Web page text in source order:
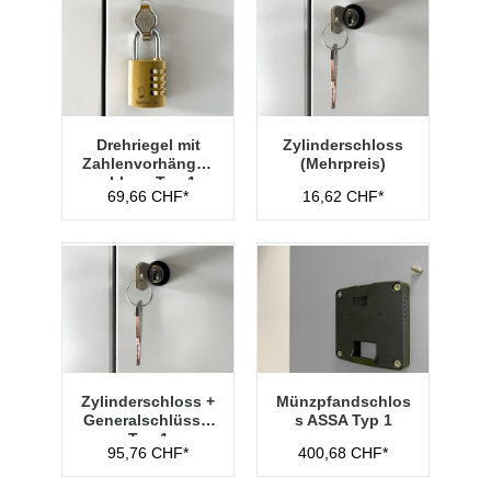
Drehriegel mit
Zahlenvorhänges
chloss Typ 1
69,66 CHF*
Zylinderschloss
(Mehrpreis)
16,62 CHF*
Zylinderschloss +
Generalschlüssel
Typ 1
95,76 CHF*
Münzpfandschlos
s ASSA Typ 1
400,68 CHF*